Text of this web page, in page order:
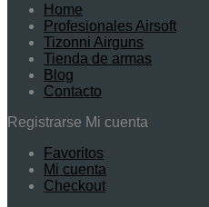
Home
Profesionales Airsoft
Tizonni Airguns
Tienda de armas
Blog
Contacto
Registrarse Mi cuenta
Favoritos
Mi cuenta
Checkout